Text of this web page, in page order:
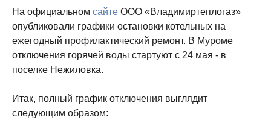
На официальном сайте ООО «Владимиртеплогаз»
опубликовали графики остановки котельных на
ежегодный профилактический ремонт. В Муроме
отключения горячей воды стартуют с 24 мая - в
поселке Нежиловка.
Итак, полный график отключения выглядит
следующим образом: